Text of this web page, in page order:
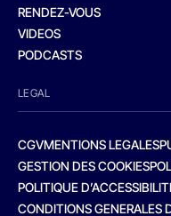
RENDEZ-VOUS
VIDEOS
PODCASTS
LEGAL
CGVMENTIONS LEGALES
GESTION DES COOKIES
POLITIQUE
CONDITIONS GENERALES